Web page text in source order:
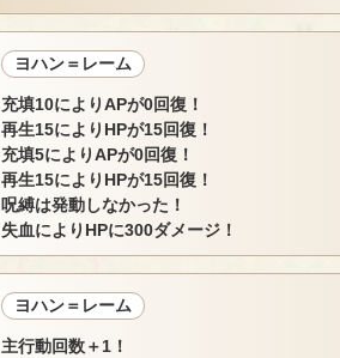
ヨハン＝レーム
充填10によりAPが0回復！
再生15によりHPが15回復！
充填5によりAPが0回復！
再生15によりHPが15回復！
呪縛は発動しなかった！
失血によりHPに300ダメージ！
ヨハン＝レーム
主行動回数＋1！